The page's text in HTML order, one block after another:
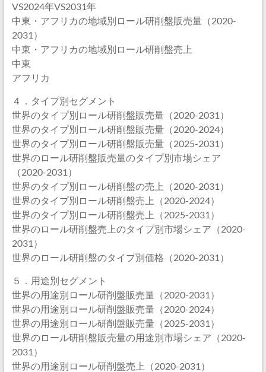
VS2024年VS2031年
中東・アフリカの地域別ロール研削盤販売量（2020-
2031）
中東・アフリカの地域別ロール研削盤売上
中東
アフリカ
４．タイプ別セグメント
世界のタイプ別ロール研削盤販売量（2020-2031）
世界のタイプ別ロール研削盤販売量（2020-2024）
世界のタイプ別ロール研削盤販売量（2025-2031）
世界のロール研削盤販売量のタイプ別市場シェア
（2020-2031）
世界のタイプ別ロール研削盤の売上（2020-2031）
世界のタイプ別ロール研削盤売上（2020-2024）
世界のタイプ別ロール研削盤売上（2025-2031）
世界のロール研削盤売上のタイプ別市場シェア（2020-
2031）
世界のロール研削盤のタイプ別価格（2020-2031）
５．用途別セグメント
世界の用途別ロール研削盤販売量（2020-2031）
世界の用途別ロール研削盤販売量（2020-2024）
世界の用途別ロール研削盤販売量（2025-2031）
世界のロール研削盤販売量の用途別市場シェア（2020-
2031）
世界の用途別ロール研削盤売上（2020-2031）